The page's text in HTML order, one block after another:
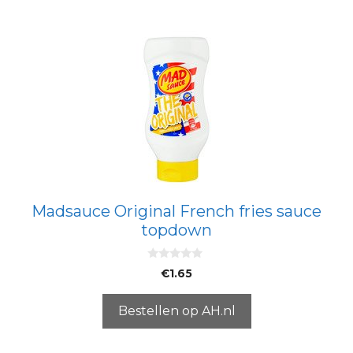
Madsauce Original French fries sauce
topdown
5
€1.65
Bestellen op AH.nl